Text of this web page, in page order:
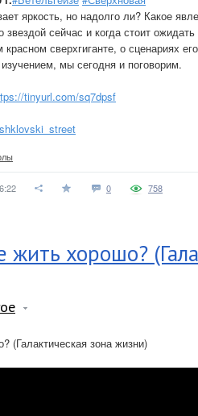
яркость, но надолго ли? Какое
звездой сейчас и когда стоит
сверхгиганте, о сценариях
мы сегодня и поговорим.
tinyurl.com/sq7dpsf
0 758
жить хорошо?
(Галактическая зона жизни)